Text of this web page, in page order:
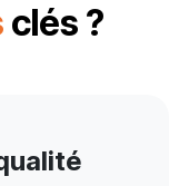
clés ?